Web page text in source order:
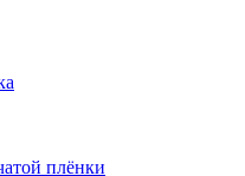
плёнки